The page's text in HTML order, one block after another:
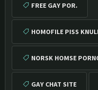
FREE GAY POR.
HOMOFILE PISS
NORSK HOMSE
GAY CHAT SITE